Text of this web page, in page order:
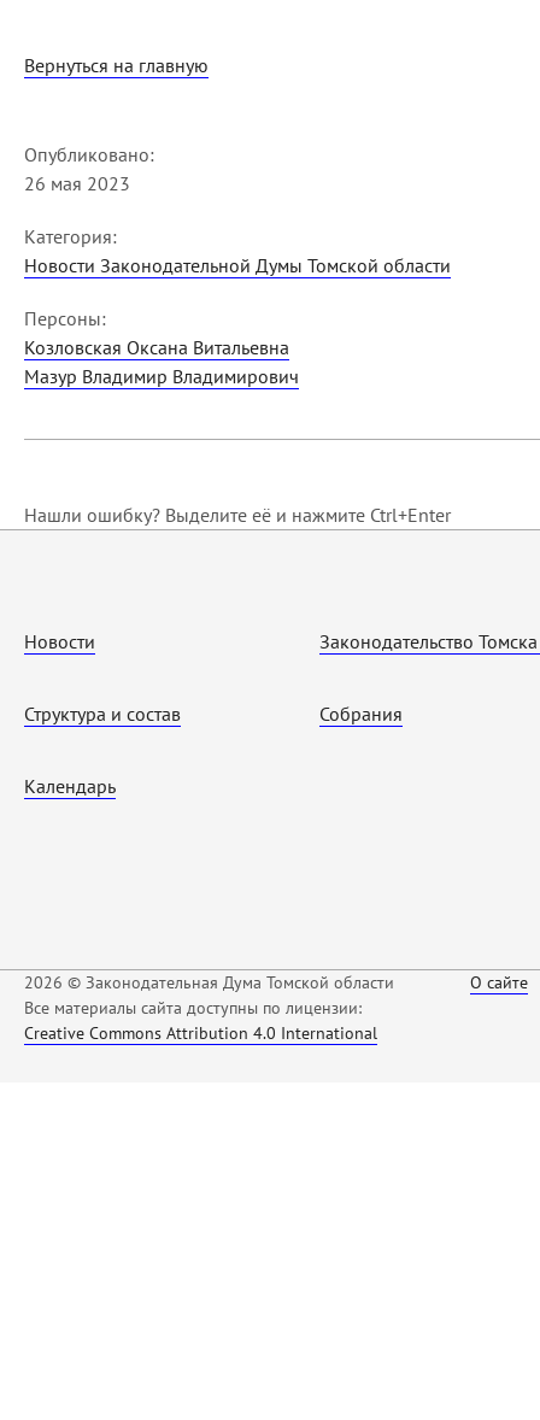
Вернуться на главную
Опубликовано:
26 мая 2023
Категория:
Новости Законодательной Думы Томской области
Персоны:
Козловская Оксана Витальевна
Мазур Владимир Владимирович
Нашли ошибку? Выделите её и нажмите Ctrl+Enter
Новости
Структура и состав
Календарь
Законодательство
Собрания
2026 © Законодательная Дума Томской области
Все материалы сайта доступны по лицензии:
Creative Commons Attribution 4.0 International
О сайте